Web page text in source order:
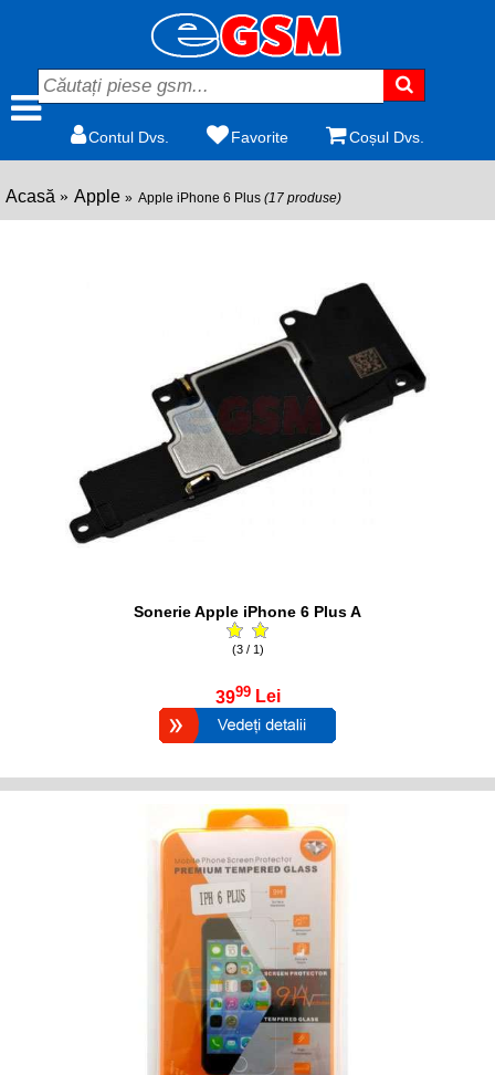
Contul Dvs. Favorite Coșul Dvs.
Acasă Apple Apple iPhone 6 Plus (17 produse)
Sonerie Apple iPhone 6 Plus A
(3 / 1)
3999 Lei